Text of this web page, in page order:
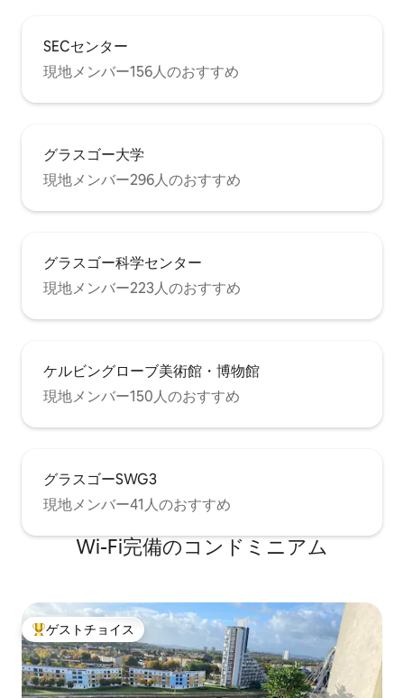
SECセンター
現地メンバー156人のおすすめ
グラスゴー大学
現地メンバー296人のおすすめ
グラスゴー科学センター
現地メンバー223人のおすすめ
ケルビングローブ美術館・博物館
現地メンバー150人のおすすめ
グラスゴーSWG3
現地メンバー41人のおすすめ
Wi-Fi完備のコンドミニアム
大好評のゲストチョイスです。
ゲストチョイス